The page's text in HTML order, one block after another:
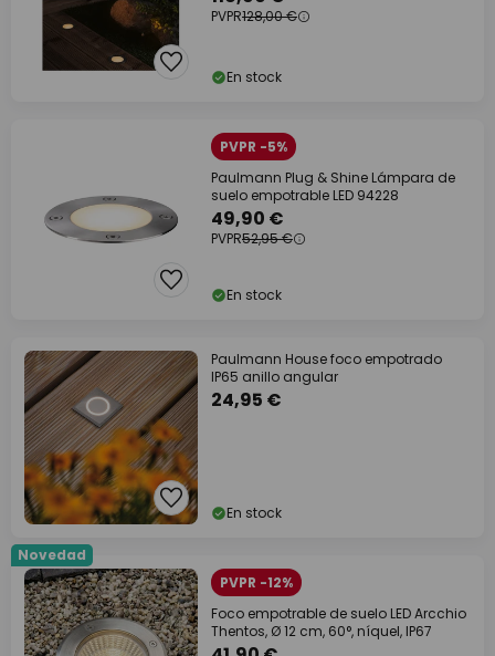
PVPR128,00 €
En stock
PVPR -5%
Paulmann Plug & Shine Lámpara de
suelo empotrable LED 94228
49,90 €
PVPR52,95 €
En stock
Paulmann House foco empotrado
IP65 anillo angular
24,95 €
En stock
Novedad
PVPR -12%
Foco empotrable de suelo LED Arcchio
Thentos, Ø 12 cm, 60°, níquel, IP67